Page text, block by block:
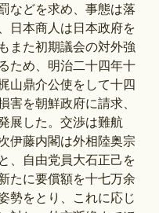
などを求め、事態は落
日本商人は日本政府を
また初期議会の対外強
ため、明治二十四年十
山鼎介公使をして十四
害を朝鮮政府に請求、
展した。交渉は難航
伊藤内閣は外相陸奥宗
、自由党員大石正己を
たに要償額を十七万余
勢をとり、これに応じ